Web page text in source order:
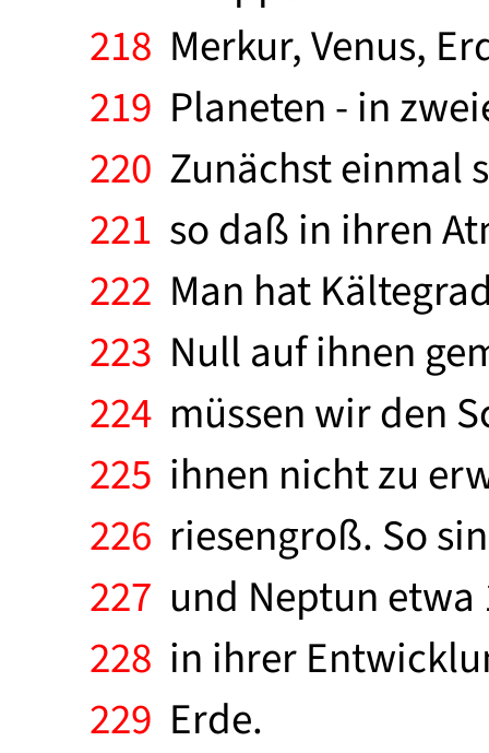
218 Merkur, Venus,
219 Planeten - in
220 Zunächst einmal
221 so daß in ihren
222 Man hat
223 Null auf ihnen
224 müssen wir den
225 ihnen nicht zu
226 riesengroß. So
227 und Neptun etwa
228 in ihrer
229 Erde.